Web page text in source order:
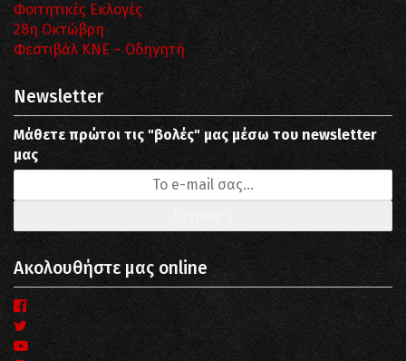
Φοιτητικές Εκλογές
28η Οκτώβρη
Φεστιβάλ ΚΝΕ – Οδηγητή
Newsletter
Μάθετε πρώτοι τις "βολές" μας μέσω του newsletter
μας
Ακολουθήστε μας online